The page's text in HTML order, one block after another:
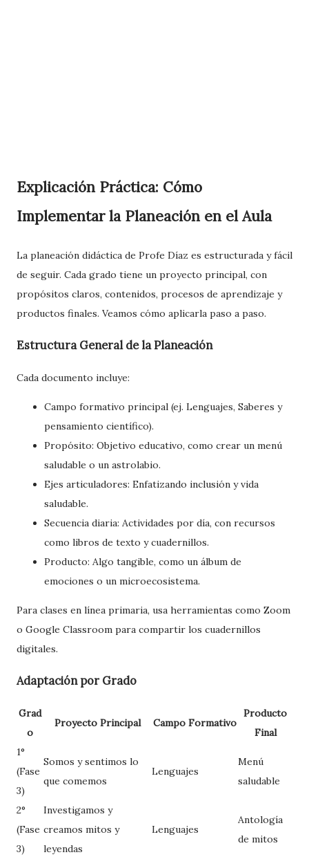
Explicación Práctica: Cómo
Implementar la Planeación en el Aula
La planeación didáctica de Profe Díaz es estructurada y fácil
de seguir. Cada grado tiene un proyecto principal, con
propósitos claros, contenidos, procesos de aprendizaje y
productos finales. Veamos cómo aplicarla paso a paso.
Estructura General de la Planeación
Cada documento incluye:
Campo formativo principal (ej. Lenguajes, Saberes y
pensamiento científico).
Propósito: Objetivo educativo, como crear un menú
saludable o un astrolabio.
Ejes articuladores: Enfatizando inclusión y vida
saludable.
Secuencia diaria: Actividades por día, con recursos
como libros de texto y cuadernillos.
Producto: Algo tangible, como un álbum de
emociones o un microecosistema.
Para clases en línea primaria, usa herramientas como Zoom
o Google Classroom para compartir los cuadernillos
digitales.
Adaptación por Grado
Grad
o
Proyecto Principal Campo Formativo
Producto
Final
1°
(Fase
3)
Somos y sentimos lo
que comemos
Lenguajes
Menú
saludable
2°
(Fase
3)
Investigamos y
creamos mitos y
leyendas
Lenguajes
Antología
de mitos